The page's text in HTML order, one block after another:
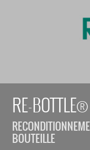
RE-BOTTLE®
BOUTEILLE